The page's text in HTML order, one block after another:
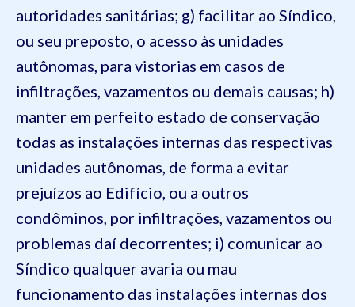
autoridades sanitárias; g) facilitar ao Síndico,
ou seu preposto, o acesso às unidades
autônomas, para vistorias em casos de
infiltrações, vazamentos ou demais causas; h)
manter em perfeito estado de conservação
todas as instalações internas das respectivas
unidades autônomas, de forma a evitar
prejuízos ao Edifício, ou a outros
condôminos, por infiltrações, vazamentos ou
problemas daí decorrentes; i) comunicar ao
Síndico qualquer avaria ou mau
funcionamento das instalações internas dos